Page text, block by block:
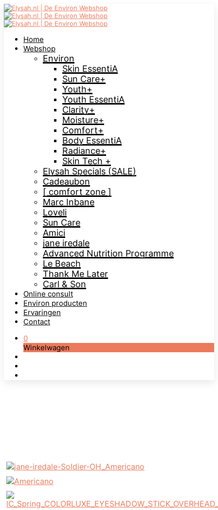
Home
Webshop
Environ
Skin EssentiA
Sun Care+
Youth+
Youth EssentiA
Clarity+
Moisture+
Comfort+
Body EssentiA
Radiance+
Skin Tech +
Elysah Specials (SALE)
Cadeaubon
[ comfort zone ]
Marc Inbane
Loveli
Sun Care
Amici
jane iredale
Advanced Nutrition Programme
Le Beach
Thank Me Later
Carl & Son
Online consult
Environ producten
Ervaringen
Contact
0
Winkelwagen